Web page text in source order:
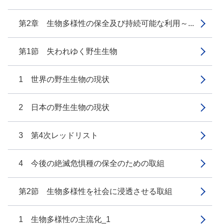
第2章 生物多様性の保全及び持続可能な利用～...
第1節 失われゆく野生生物
1 世界の野生生物の現状
2 日本の野生生物の現状
3 第4次レッドリスト
4 今後の絶滅危惧種の保全のための取組
第2節 生物多様性を社会に浸透させる取組
1 生物多様性の主流化_1